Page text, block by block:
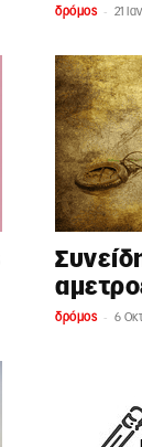
δρόμος - 21
δρόμος - 6